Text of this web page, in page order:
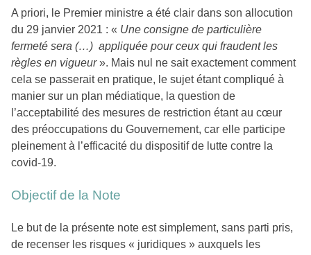
A priori, le Premier ministre a été clair dans son allocution
du 29 janvier 2021 : « Une consigne de particulière
fermeté sera (…) appliquée pour ceux qui fraudent les
règles en vigueur». Mais nul ne sait exactement comment
cela se passerait en pratique, le sujet étant compliqué à
manier sur un plan médiatique, la question de
l’acceptabilité des mesures de restriction étant au cœur
des préoccupations du Gouvernement, car elle participe
pleinement à l’efficacité du dispositif de lutte contre la
covid-19.
Objectif de la Note
Le but de la présente note est simplement, sans parti pris,
de recenser les risques « juridiques » auxquels les